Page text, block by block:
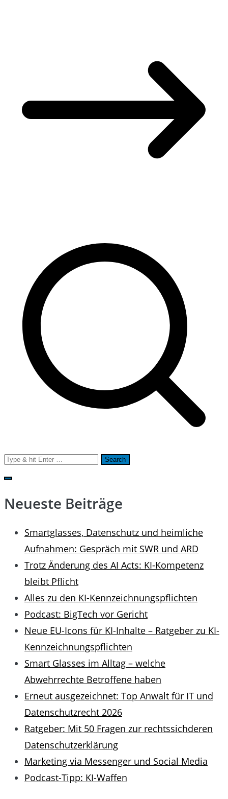
Search
for:
Neueste Beiträge
Smartglasses, Datenschutz und heimliche
Aufnahmen: Gespräch mit SWR und ARD
Trotz Änderung des AI Acts: KI-Kompetenz
bleibt Pflicht
Alles zu den KI-Kennzeichnungspflichten
Podcast: BigTech vor Gericht
Neue EU-Icons für KI-Inhalte – Ratgeber zu KI-
Kennzeichnungspflichten
Smart Glasses im Alltag – welche
Abwehrrechte Betroffene haben
Erneut ausgezeichnet: Top Anwalt für IT und
Datenschutzrecht 2026
Ratgeber: Mit 50 Fragen zur rechtssichderen
Datenschutzerklärung
Marketing via Messenger und Social Media
Podcast-Tipp: KI-Waffen